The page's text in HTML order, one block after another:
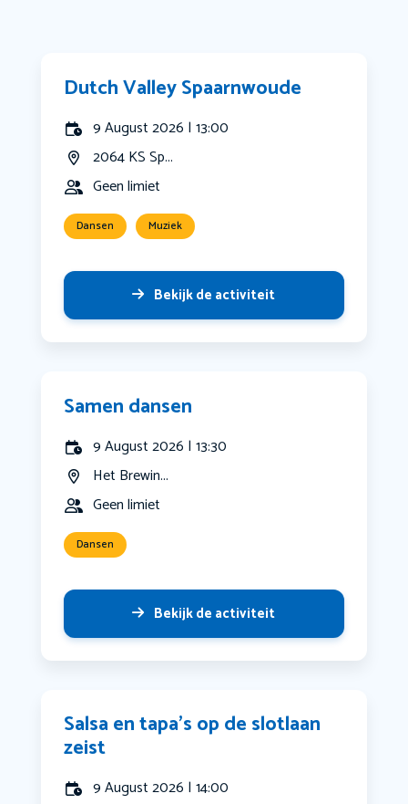
Dutch Valley Spaarnwoude
9 August 2026 | 13:00
2064 KS Sp...
Geen limiet
Dansen Muziek
Bekijk de activiteit
Samen dansen
9 August 2026 | 13:30
Het Brewin...
Geen limiet
Dansen
Bekijk de activiteit
Salsa en tapa’s op de slotlaan
zeist
9 August 2026 | 14:00